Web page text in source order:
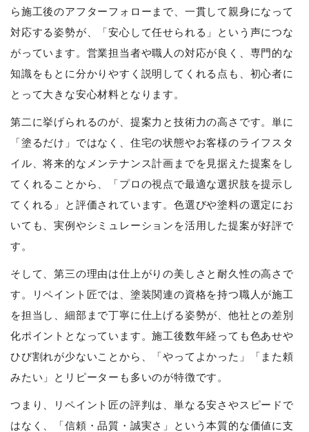
ら施工後のアフターフォローまで、一貫して親身になって
対応する姿勢が、「安心して任せられる」という声につな
がっています。営業担当者や職人の対応が良く、専門的な
知識をもとに分かりやすく説明してくれる点も、初心者に
とって大きな安心材料となります。
第二に挙げられるのが、提案力と技術力の高さです。単に
「塗るだけ」ではなく、住宅の状態やお客様のライフスタ
イル、将来的なメンテナンス計画までを見据えた提案をし
てくれることから、「プロの視点で最適な選択肢を提示し
てくれる」と評価されています。色選びや塗料の選定にお
いても、実例やシミュレーションを活用した提案が好評で
す。
そして、第三の理由は仕上がりの美しさと耐久性の高さで
す。リペイント匠では、塗装関連の資格を持つ職人が施工
を担当し、細部まで丁寧に仕上げる姿勢が、他社との差別
化ポイントとなっています。施工後数年経っても色あせや
ひび割れが少ないことから、「やってよかった」「また頼
みたい」とリピーターも多いのが特徴です。
つまり、リペイント匠の評判は、単なる安さやスピードで
はなく、「信頼・品質・誠実さ」という本質的な価値に支